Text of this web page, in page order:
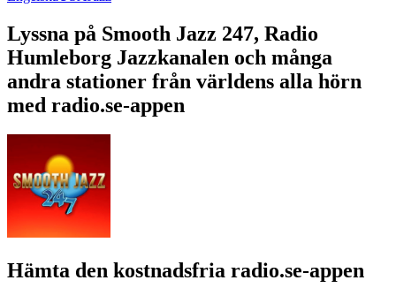
Lyssna på Smooth Jazz 247, Radio
Humleborg Jazzkanalen och många
andra stationer från världens alla hörn
med radio.se-appen
Hämta den kostnadsfria radio.se-appen